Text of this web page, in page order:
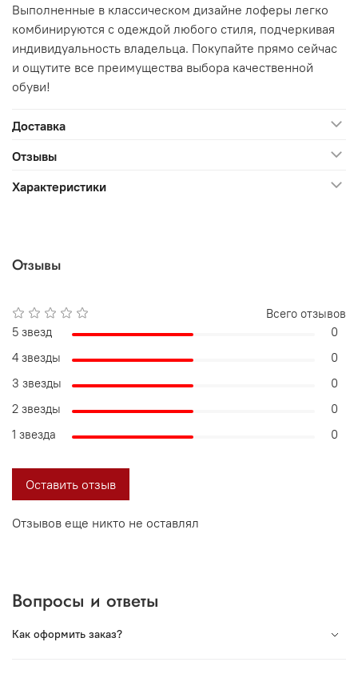
Выполненные в классическом дизайне лоферы легко
комбинируются с одеждой любого стиля, подчеркивая
индивидуальность владельца. Покупайте прямо сейчас
и ощутите все преимущества выбора качественной
обуви!
Доставка
Отзывы
Характеристики
Отзывы
Отзывов еще никто не оставлял
Всего отзывов
5 звезд
0
4 звезды
0
3 звезды
0
2 звезды
0
1 звезда
0
Оставить отзыв
Вопросы и ответы
Как оформить заказ?